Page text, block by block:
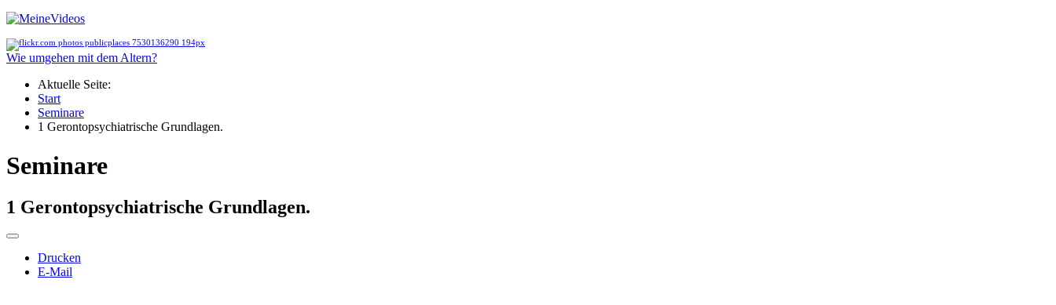
Wie umgehen mit dem Altern?
Aktuelle Seite:
Start
Seminare
1 Gerontopsychiatrische Grundlagen.
Seminare
1 Gerontopsychiatrische Grundlagen.
Drucken
E-Mail